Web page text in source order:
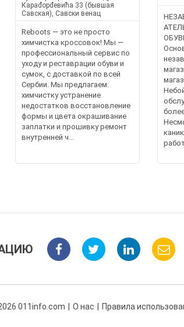
Караđорđeвића 33 (бывшая
Савская), Савски венац
Reboots — это не просто
химчистка кроссовок! Мы —
профессиональный сервис по
уходу и реставрации обуви и
сумок, с доставкой по всей
Сербии. Мы предлагаем:
химчистку устранение
недостатков восстановление
формы и цвета окрашивание
заплатки и прошивку ремонт
внутренней ч...
011info.com О нас Правила